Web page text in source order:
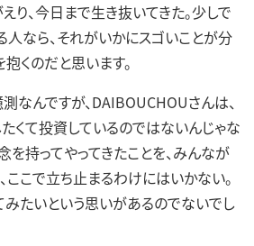
り、今日まで生き抜いてきた。少しで
人なら、それがいかにスゴいことが分
くのだと思います。
なんですが、DAIBOUCHOUさんは、
くて投資しているのではないんじゃな
持ってやってきたことを、みんなが
ここで立ち止まるわけにはいかない。
みたいという思いがあるのでないでし